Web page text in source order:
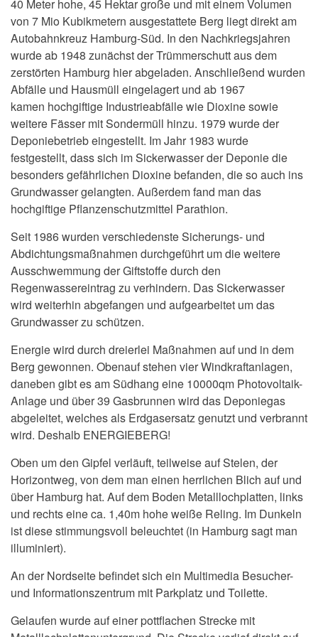
40 Meter hohe, 45 Hektar große und mit einem Volumen
von 7 Mio Kubikmetern ausgestattete Berg liegt direkt am
Autobahnkreuz Hamburg-Süd. In den Nachkriegsjahren
wurde ab 1948 zunächst der Trümmerschutt aus dem
zerstörten Hamburg hier abgeladen. Anschließend wurden
Abfälle und Hausmüll eingelagert und ab 1967
kamen hochgiftige Industrieabfälle wie Dioxine sowie
weitere Fässer mit Sondermüll hinzu. 1979 wurde der
Deponiebetrieb eingestellt. Im Jahr 1983 wurde
festgestellt, dass sich im Sickerwasser der Deponie die
besonders gefährlichen Dioxine befanden, die so auch ins
Grundwasser gelangten. Außerdem fand man das
hochgiftige Pflanzenschutzmittel Parathion.
Seit 1986 wurden verschiedenste Sicherungs- und
Abdichtungsmaßnahmen durchgeführt um die weitere
Ausschwemmung der Giftstoffe durch den
Regenwassereintrag zu verhindern. Das Sickerwasser
wird weiterhin abgefangen und aufgearbeitet um das
Grundwasser zu schützen.
Energie wird durch dreierlei Maßnahmen auf und in dem
Berg gewonnen. Obenauf stehen vier Windkraftanlagen,
daneben gibt es am Südhang eine 10000qm Photovoltaik-
Anlage und über 39 Gasbrunnen wird das Deponiegas
abgeleitet, welches als Erdgasersatz genutzt und verbrannt
wird. Deshalb ENERGIEBERG!
Oben um den Gipfel verläuft, teilweise auf Stelen, der
Horizontweg, von dem man einen herrlichen Blich auf und
über Hamburg hat. Auf dem Boden Metalllochplatten, links
und rechts eine ca. 1,40m hohe weiße Reling. Im Dunkeln
ist diese stimmungsvoll beleuchtet (in Hamburg sagt man
illuminiert).
An der Nordseite befindet sich ein Multimedia Besucher-
und Informationszentrum mit Parkplatz und Toilette.
Gelaufen wurde auf einer pottflachen Strecke mit